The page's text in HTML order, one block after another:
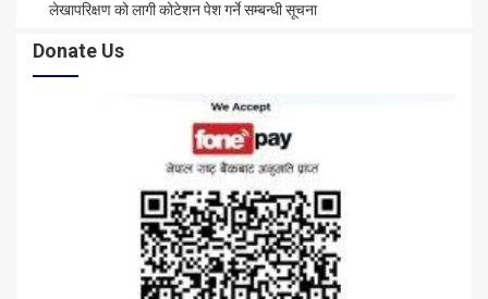
लेखापरिक्षण को लागी कोटेशन पेश गर्ने सम्बन्धी सूचना
Donate Us